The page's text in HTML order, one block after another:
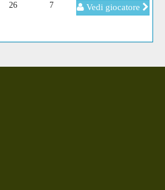
26 7 Vedi giocatore